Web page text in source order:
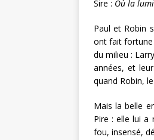
Sire : Où la
Paul et Robin
ont fait fortune
du milieu :
années, et
quand Robin,
Mais la belle
Pire : elle lui a
fou, insensé,